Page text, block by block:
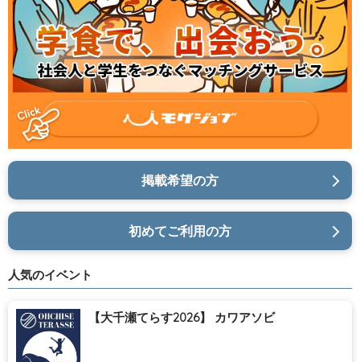
掲載希望の方
初めてご利用の方
人気のイベント
【大千瀬てらす2026】 カワアソビ